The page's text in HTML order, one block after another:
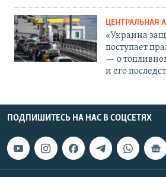
ЦЕНТРАЛЬНАЯ
«Украина
поступает
— о
и его
ПОДПИШИТЕСЬ НА НАС В СОЦСЕТЯХ